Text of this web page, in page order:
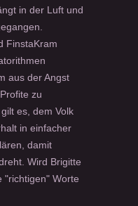
in der Luft und
FinstaKram
aus der Angst
zu
es, dem Volk
in einfacher
damit
Wird Brigitte
"richtigen" Worte